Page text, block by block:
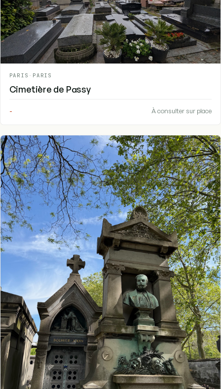
PARIS - PARIS
Cimetière de Passy
- À consulter sur place